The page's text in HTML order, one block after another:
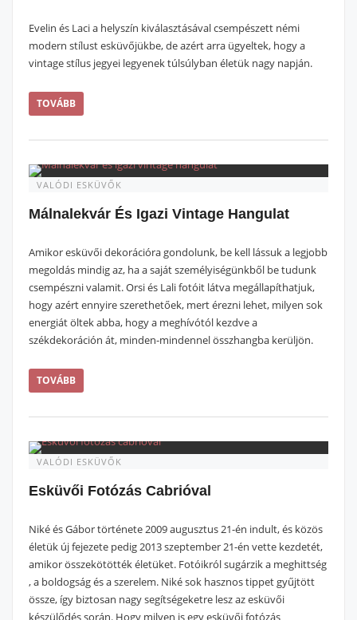
Evelin és Laci a helyszín kiválasztásával csempészett némi
modern stílust esküvőjükbe, de azért arra ügyeltek, hogy a
vintage stílus jegyei legyenek túlsúlyban életük nagy napján.
TOVÁBB
VALÓDI ESKÜVŐK
Málnalekvár És Igazi Vintage Hangulat
Amikor esküvői dekorációra gondolunk, be kell lássuk a legjobb
megoldás mindig az, ha a saját személyiségünkből be tudunk
csempészni valamit. Orsi és Lali fotóit látva megállapíthatjuk,
hogy azért ennyire szerethetőek, mert érezni lehet, milyen sok
energiát öltek abba, hogy a meghívótól kezdve a
székdekoráción át, minden-mindennel összhangba kerüljön.
TOVÁBB
VALÓDI ESKÜVŐK
Esküvői Fotózás Cabrióval
Niké és Gábor története 2009 augusztus 21-én indult, és közös
életük új fejezete pedig 2013 szeptember 21-én vette kezdetét,
amikor összekötötték életüket. Fotóikról sugárzik a meghittség
, a boldogság és a szerelem. Niké sok hasznos tippet gyűjtött
össze, így biztosan nagy segítségeketre lesz az esküvői
készülődés során. Hogy milyen is egy esküvői fotózás